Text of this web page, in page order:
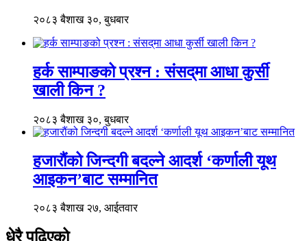
२०८३ बैशाख ३०, बुधबार
हर्क साम्पाङको प्रश्न : संसद्‌मा आधा कुर्सी
खाली किन ?
२०८३ बैशाख ३०, बुधबार
हजारौंको जिन्दगी बदल्ने आदर्श ‘कर्णाली यूथ
आइकन’बाट सम्मानित
२०८३ बैशाख २७, आईतवार
धेरै पढिएको